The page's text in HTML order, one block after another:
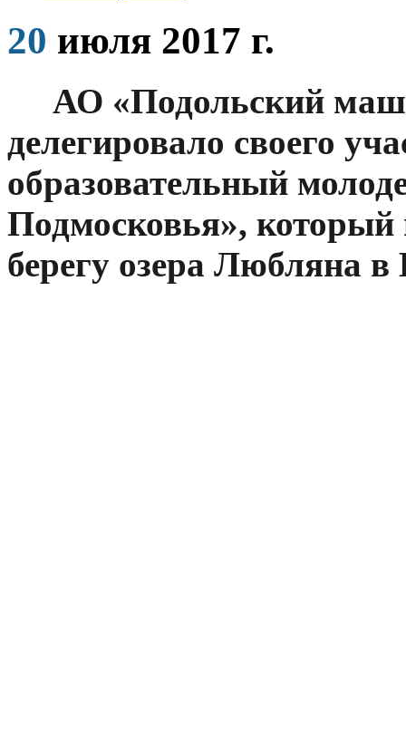
20 июля 2017 г.
АО «Подольский
делегировало своего
образовательный
Подмосковья», который
берегу озера Любляна в